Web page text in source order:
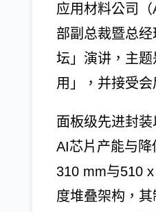
应用材料公司
部副总裁暨总
坛」演讲，主
用」，并接受
面板级先进封
AI芯片产能与
310 mm与510
度堆叠架构，